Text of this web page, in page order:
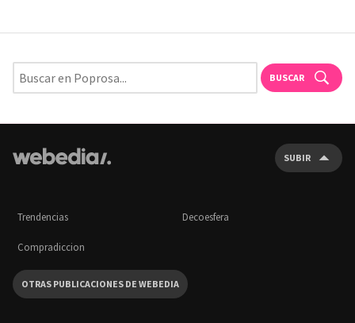
BUSCAR
SUBIR
Trendencias Decoesfera
Compradiccion
OTRAS PUBLICACIONES DE WEBEDIA